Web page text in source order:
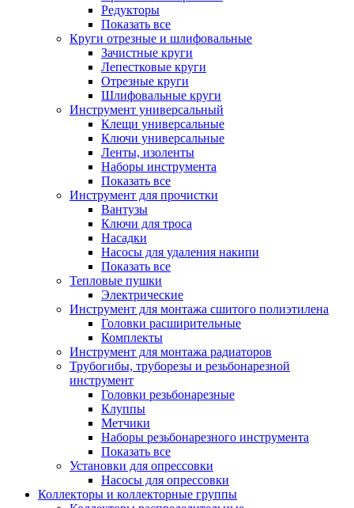
Редукторы
Показать все
Круги отрезные и шлифовальные
Зачистные круги
Лепестковые круги
Отрезные круги
Шлифовальные круги
Инструмент универсальный
Клещи универсальные
Ключи универсальные
Ленты, изоленты
Наборы инструмента
Показать все
Инструмент для прочистки
Вантузы
Ключи для троса
Насадки
Насосы для удаления накипи
Показать все
Тепловые пушки
Электрические
Инструмент для монтажа сшитого полиэтилена
Головки расширительные
Комплекты
Инструмент для монтажа радиаторов
Трубогибы, труборезы и резьбонарезной
инструмент
Головки резьбонарезные
Клуппы
Метчики
Наборы резьбонарезного инструмента
Показать все
Установки для опрессовки
Насосы для опрессовки
Коллекторы и коллекторные группы